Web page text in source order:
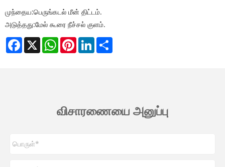
முந்தைய:பெருங்கடல் மீன் திட்டம்.
அடுத்தது:மேல் கூரை நீச்சல் குளம்.
Facebook
X WhatsAppPinterestLinkedIn
விசாரணையை அனுப்பு